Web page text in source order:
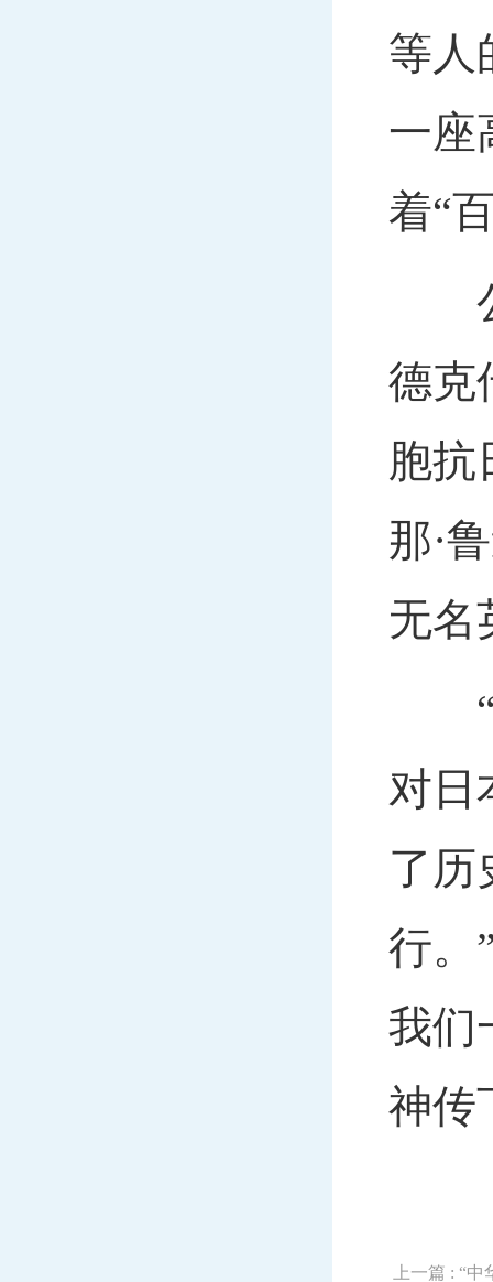
等人
一座
着“
公
德克
胞抗
那·
无名
“
对日
了历
行。
我们
神传
上一篇 : “中